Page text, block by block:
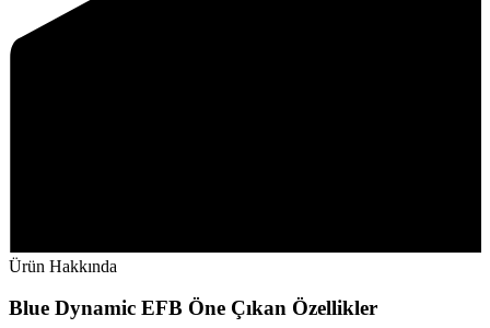
Ürün Hakkında
Blue Dynamic EFB Öne Çıkan Özellikler